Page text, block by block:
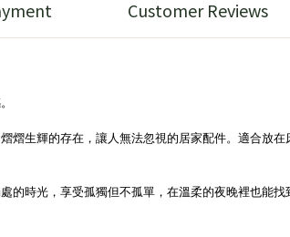
Customer Reviews
熠生輝的存在，讓人無法忽視的居家配件。適合放
的時光，享受孤獨但不孤單，在溫柔的夜晚裡也能找